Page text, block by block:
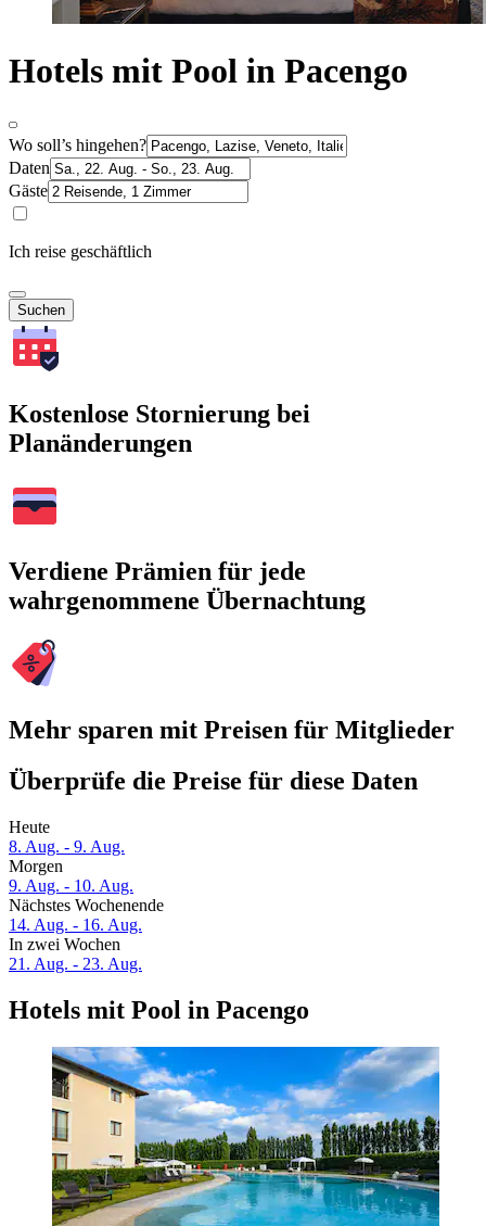
Hotels mit Pool in Pacengo
Wo soll’s hingehen?
Daten
Gäste
Ich reise geschäftlich
Suchen
Kostenlose Stornierung bei
Planänderungen
Verdiene Prämien für jede
wahrgenommene Übernachtung
Mehr sparen mit Preisen für Mitglieder
Überprüfe die Preise für diese Daten
Heute
8. Aug. - 9. Aug.
Morgen
9. Aug. - 10. Aug.
Nächstes Wochenende
14. Aug. - 16. Aug.
In zwei Wochen
21. Aug. - 23. Aug.
Hotels mit Pool in Pacengo